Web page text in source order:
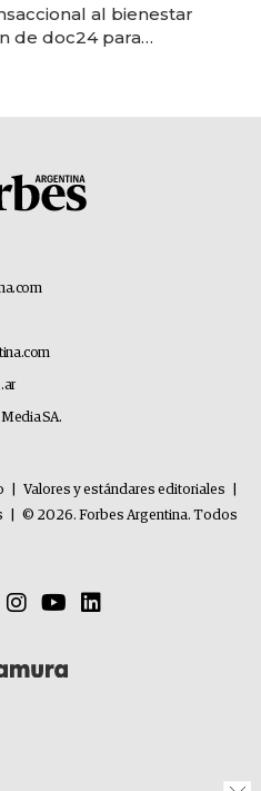
al bienestar
de doc24 para
SA.
Valores y estándares editoriales
© 2026. Forbes Argentina. Todos